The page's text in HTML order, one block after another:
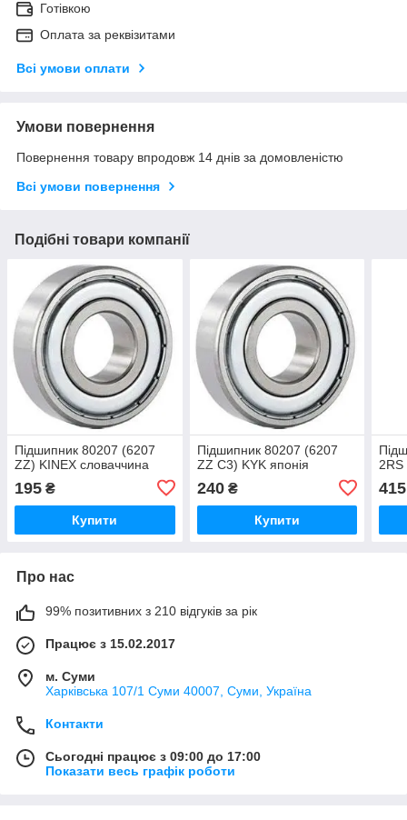
Готівкою
Оплата за реквізитами
Всі умови оплати
Умови повернення
Повернення товару впродовж 14 днів за домовленістю
Всі умови повернення
Подібні товари компанії
Підшипник 80207 (6207
ZZ) KINEX словаччина
195 ₴
Купити
Підшипник 80207 (6207
ZZ C3) KYK японія
240₴
Купити
2RS
415
Про нас
99% позитивних з 210 відгуків за рік
Працює з 15.02.2017
м. Суми
Харківська 107/1 Суми 40007, Суми, Україна
Контакти
Сьогодні працює з 09:00 до 17:00
Показати весь графік роботи